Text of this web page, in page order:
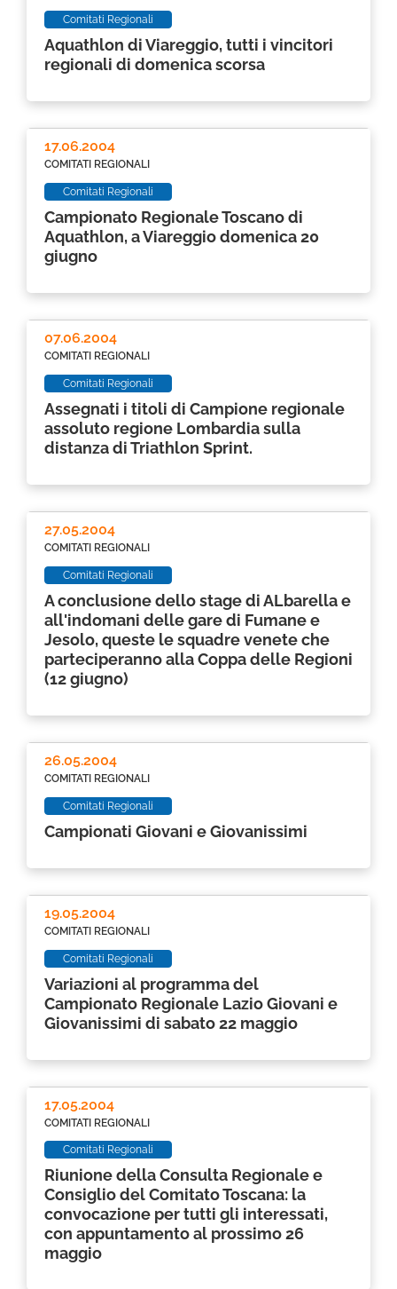
Aquathlon di Viareggio, tutti i vincitori
regionali di domenica scorsa
Comitati Regionali
Campionato Regionale Toscano di
Aquathlon, a Viareggio domenica 20
giugno
COMITATI REGIONALI
17.06.2004
Comitati Regionali
Assegnati i titoli di Campione regionale
assoluto regione Lombardia sulla
distanza di Triathlon Sprint.
COMITATI REGIONALI
07.06.2004
Comitati Regionali
A conclusione dello stage di ALbarella e
all'indomani delle gare di Fumane e
Jesolo, queste le squadre venete che
parteciperanno alla Coppa delle Regioni
(12 giugno)
COMITATI REGIONALI
27.05.2004
Comitati Regionali
Campionati Giovani e Giovanissimi
COMITATI REGIONALI
26.05.2004
Comitati Regionali
Variazioni al programma del
Campionato Regionale Lazio Giovani e
Giovanissimi di sabato 22 maggio
COMITATI REGIONALI
19.05.2004
Comitati Regionali
Riunione della Consulta Regionale e
Consiglio del Comitato Toscana: la
convocazione per tutti gli interessati,
con appuntamento al prossimo 26
maggio
COMITATI REGIONALI
17.05.2004
Comitati Regionali